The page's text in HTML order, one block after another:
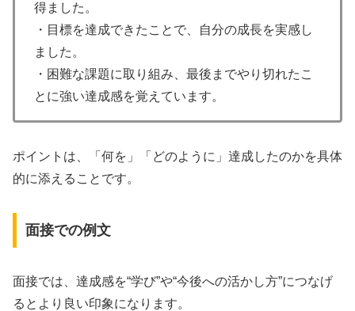
得ました。
・目標を達成できたことで、自分の成長を実感し
ました。
・困難な課題に取り組み、最後までやり切れたこ
とに強い達成感を覚えています。
ポイントは、「何を」「どのように」達成したのかを具体
的に添えることです。
面接での例文
面接では、達成感を“学び”や“今後への活かし方”につなげ
るとより良い印象になります。